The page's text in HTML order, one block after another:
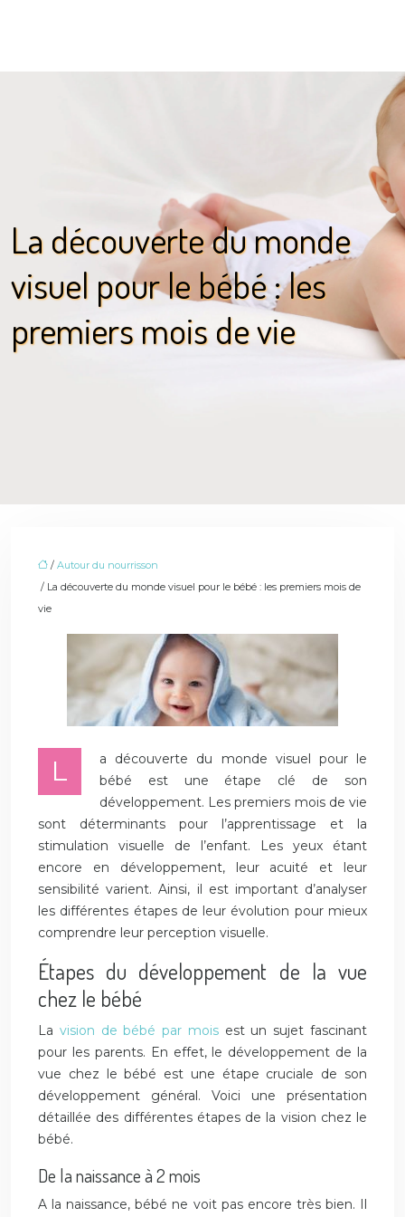
La découverte du monde
visuel pour le bébé : les
premiers mois de vie
/ Autour du nourrisson
/ La découverte du monde visuel pour le bébé : les premiers mois de
vie
L
a découverte du monde visuel pour le
bébé est une étape clé de son
développement. Les premiers mois de vie
sont déterminants pour l’apprentissage et la
stimulation visuelle de l’enfant. Les yeux étant
encore en développement, leur acuité et leur
sensibilité varient. Ainsi, il est important d’analyser
les différentes étapes de leur évolution pour mieux
comprendre leur perception visuelle.
Étapes du développement de la vue
chez le bébé
La vision de bébé par moisest un sujet fascinant
pour les parents. En effet, le développement de la
vue chez le bébé est une étape cruciale de son
développement général. Voici une présentation
détaillée des différentes étapes de la vision chez le
bébé.
De la naissance à 2 mois
A la naissance, bébé ne voit pas encore très bien. Il